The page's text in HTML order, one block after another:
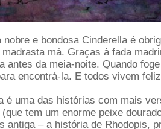
e bondosa Cinderella é
má. Graças à fada
antes da meia-noite. Quando
encontrá-la. E todos vivem
é uma das histórias com mais
tem um enorme peixe
antiga – a história de Rhodopis,